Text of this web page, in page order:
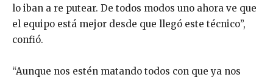
lo iban a re putear. De todos modos uno ahora ve que
el equipo está mejor desde que llegó este técnico”,
confió.
“Aunque nos estén matando todos con que ya nos